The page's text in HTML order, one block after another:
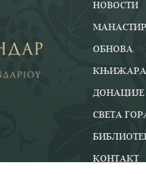
НОВОСТИ
МАНАСТИР
ОБНОВА
КЊИЖАРА
ДОНАЦИЈЕ
СВЕТА
КОНТАКТ